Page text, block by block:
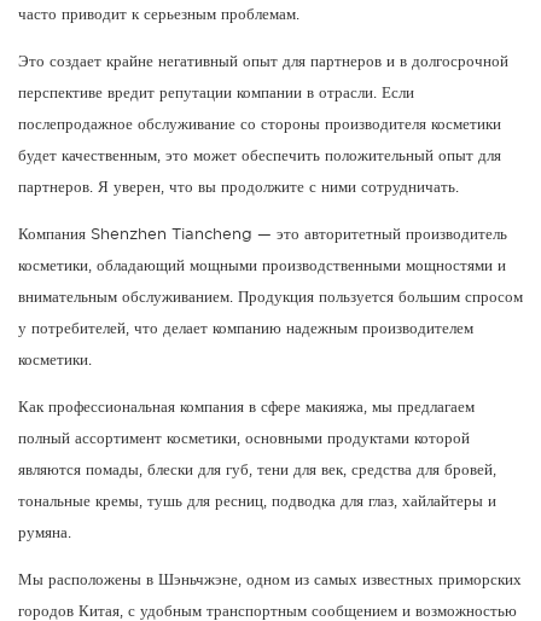
часто приводит к серьезным проблемам.
Это создает крайне негативный опыт для партнеров и в долгосрочной
перспективе вредит репутации компании в отрасли. Если
послепродажное обслуживание со стороны производителя косметики
будет качественным, это может обеспечить положительный опыт для
партнеров. Я уверен, что вы продолжите с ними сотрудничать.
Компания Shenzhen Tiancheng — это авторитетный производитель
косметики, обладающий мощными производственными мощностями и
внимательным обслуживанием. Продукция пользуется большим спросом
у потребителей, что делает компанию надежным производителем
косметики.
Как профессиональная компания в сфере макияжа, мы предлагаем
полный ассортимент косметики, основными продуктами которой
являются помады, блески для губ, тени для век, средства для бровей,
тональные кремы, тушь для ресниц, подводка для глаз, хайлайтеры и
румяна.
Мы расположены в Шэньчжэне, одном из самых известных приморских
городов Китая, с удобным транспортным сообщением и возможностью